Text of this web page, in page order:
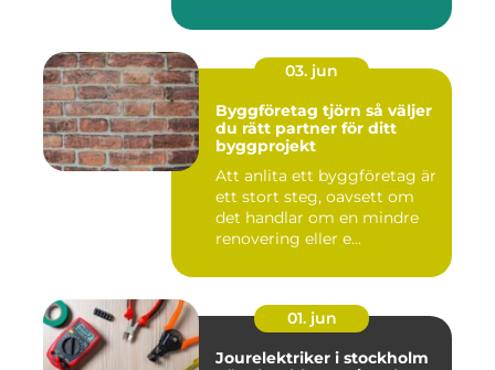
03. jun
Byggföretag tjörn så väljer
du rätt partner för ditt
byggprojekt
Att anlita ett byggföretag är
ett stort steg, oavsett om
det handlar om en mindre
renovering eller e...
01. jun
Jourelektriker i stockholm